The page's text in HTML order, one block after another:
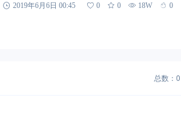
2019年6月6日 00:45 0 0 18W
0
总数：0